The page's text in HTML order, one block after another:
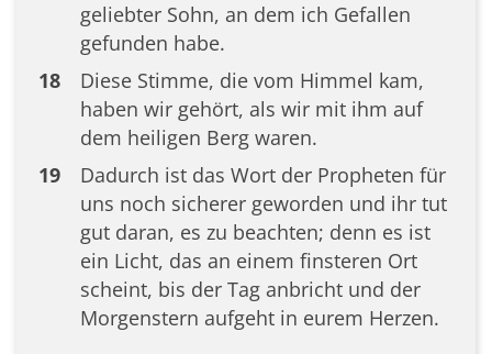
geliebter Sohn, an dem ich Gefallen
gefunden habe.
18
Diese Stimme, die vom Himmel kam,
haben wir gehört, als wir mit ihm auf
dem heiligen Berg waren.
19
Dadurch ist das Wort der Propheten für
uns noch sicherer geworden und ihr tut
gut daran, es zu beachten; denn es ist
ein Licht, das an einem finsteren Ort
scheint, bis der Tag anbricht und der
Morgenstern aufgeht in eurem Herzen.